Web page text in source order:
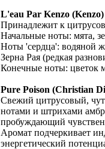
L'eau Par Kenzo (Kenzo)
Принадлежит к
Начальные ноты: мята,
Ноты 'сердца': водяной
Зерна Рая (редкая
Конечные ноты: цветок
Pure Poison (Christian
Свежий цитрусовый,
нотами и штрихами
пробуждающий
Аромат подчеркивает
энергетический